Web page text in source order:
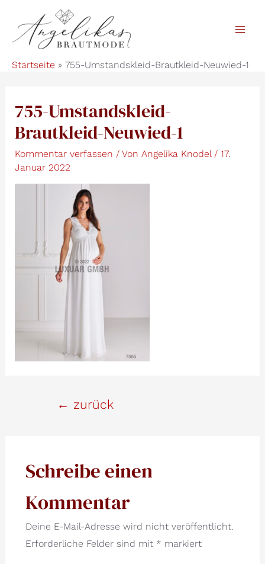
Inhalt
springen
Startseite 755-Umstandskleid-Brautkleid-Neuwied-1
755-Umstandskleid-
Brautkleid-Neuwied-1
Kommentar verfassen / Von Angelika Knodel / 17.
Januar 2022
← zurück
Schreibe einen
Kommentar
Deine E-Mail-Adresse wird nicht veröffentlicht.
Erforderliche Felder sind mit * markiert